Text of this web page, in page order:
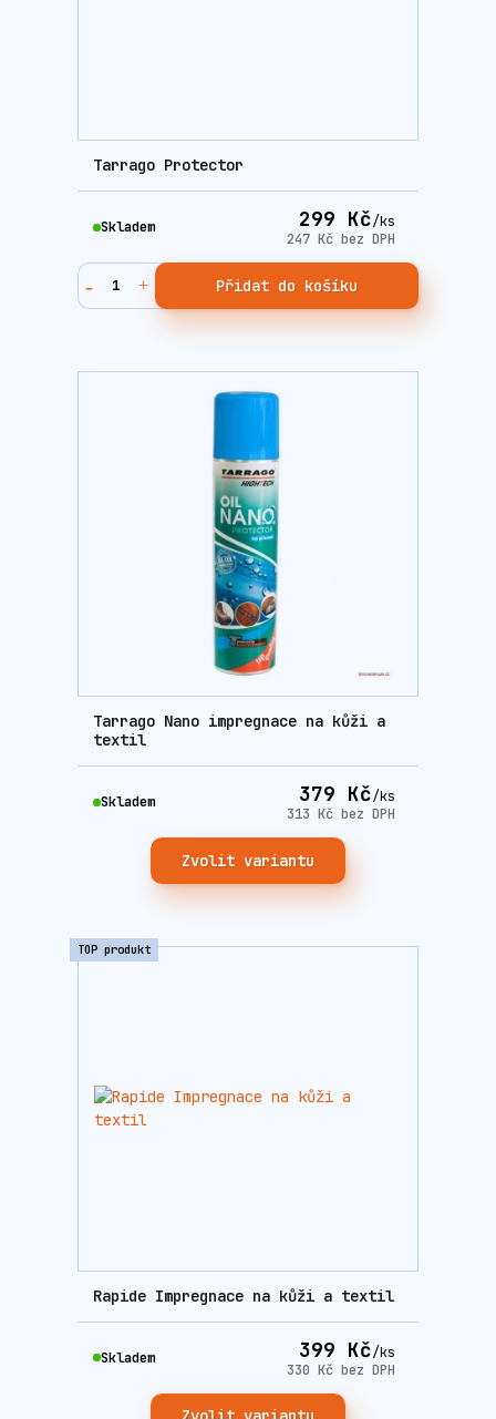
Tarrago Protector
299 Kč/ks
247 Kč bez DPH
Skladem
Přidat do košíku
Tarrago Nano impregnace na kůži a
textil
379 Kč/ks
313 Kč bez DPH
Skladem
Zvolit variantu
TOP produkt
Rapide Impregnace na kůži a textil
399 Kč/ks
330 Kč bez DPH
Skladem